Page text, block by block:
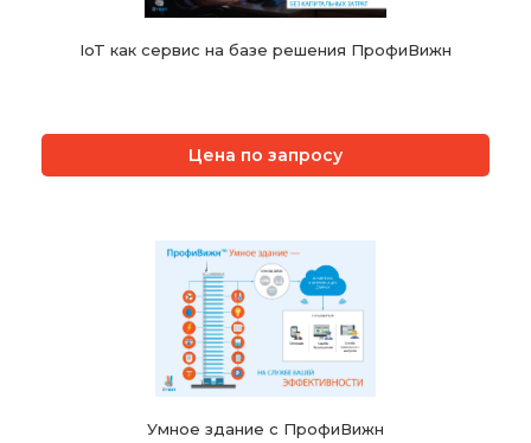
IoT как сервис на базе решения ПрофиВижн
Цена по запросу
Умное здание с ПрофиВижн